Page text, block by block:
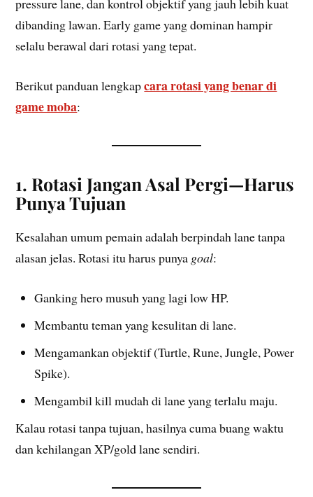
pressure lane, dan kontrol objektif yang jauh lebih kuat
dibanding lawan. Early game yang dominan hampir
selalu berawal dari rotasi yang tepat.
Berikut panduan lengkapcara rotasi yang benar di
game moba:
1. Rotasi Jangan Asal Pergi—Harus
Punya Tujuan
Kesalahan umum pemain adalah berpindah lane tanpa
alasan jelas. Rotasi itu harus punya goal:
Ganking hero musuh yang lagi low HP.
Membantu teman yang kesulitan di lane.
Mengamankan objektif (Turtle, Rune, Jungle, Power
Spike).
Mengambil kill mudah di lane yang terlalu maju.
Kalau rotasi tanpa tujuan, hasilnya cuma buang waktu
dan kehilangan XP/gold lane sendiri.